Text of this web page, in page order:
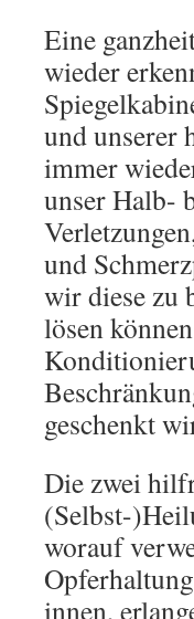
Eine
wieder
und unserer
immer
unser Halb-
und
wir diese zu
lösen
geschenkt
Die zwei
(Selbst-
worauf
innen,